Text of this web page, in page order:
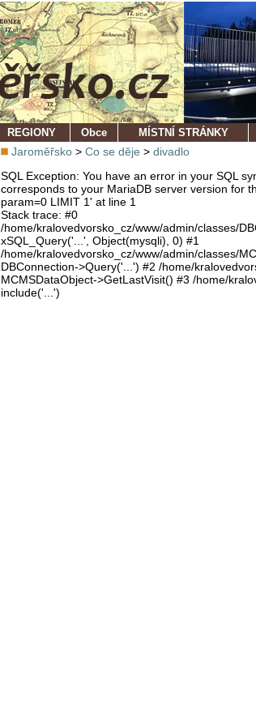
REGIONY
Obce MÍSTNÍ STRÁNKY
Jaroměřsko > Co se děje > divadlo
SQL Exception: You have an error in your SQL
corresponds to your MariaDB server version for
param=0 LIMIT 1' at line 1
Stack trace: #0
/home/kralovedvorsko_cz/www/admin/classes/
xSQL_Query('...', Object(mysqli), 0) #1
/home/kralovedvorsko_cz/www/admin/classes/
DBConnection->Query('...') #2 /home/
MCMSDataObject->GetLastVisit() #3 /home/
include('...')